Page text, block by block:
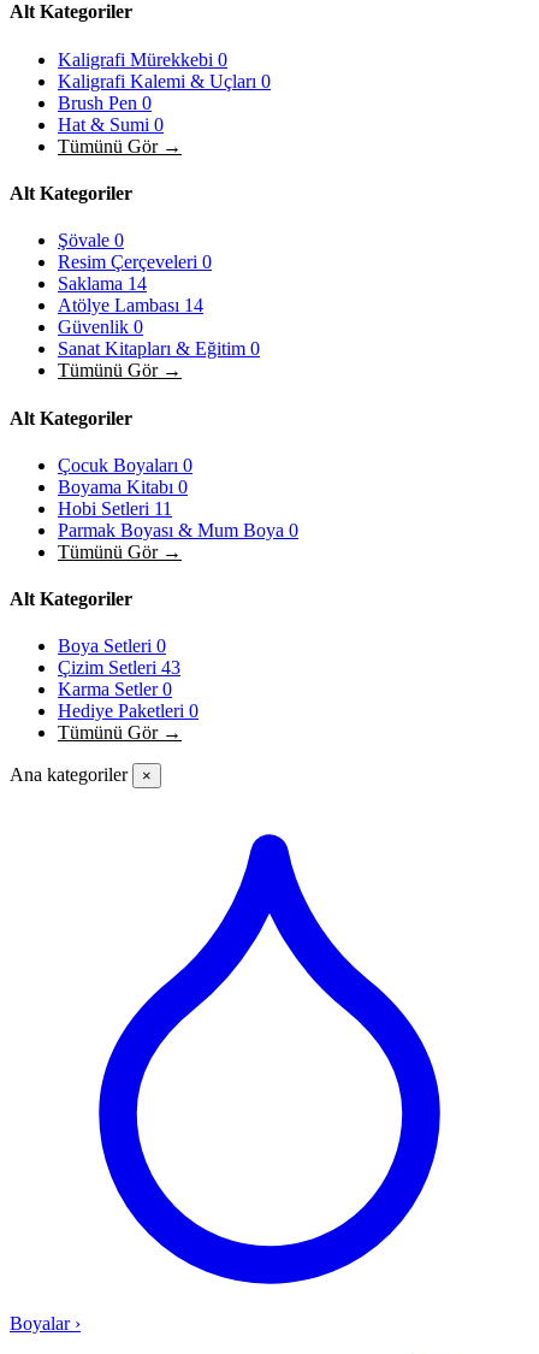
Alt Kategoriler
Kaligrafi Mürekkebi 0
Kaligrafi Kalemi & Uçları 0
Brush Pen 0
Hat & Sumi 0
Tümünü Gör →
Alt Kategoriler
Şövale 0
Resim Çerçeveleri 0
Saklama 14
Atölye Lambası 14
Güvenlik 0
Sanat Kitapları & Eğitim 0
Tümünü Gör →
Alt Kategoriler
Çocuk Boyaları 0
Boyama Kitabı 0
Hobi Setleri 11
Parmak Boyası & Mum Boya 0
Tümünü Gör →
Alt Kategoriler
Boya Setleri 0
Çizim Setleri 43
Karma Setler0
Hediye Paketleri 0
Tümünü Gör →
Ana kategoriler ×
Boyalar ›